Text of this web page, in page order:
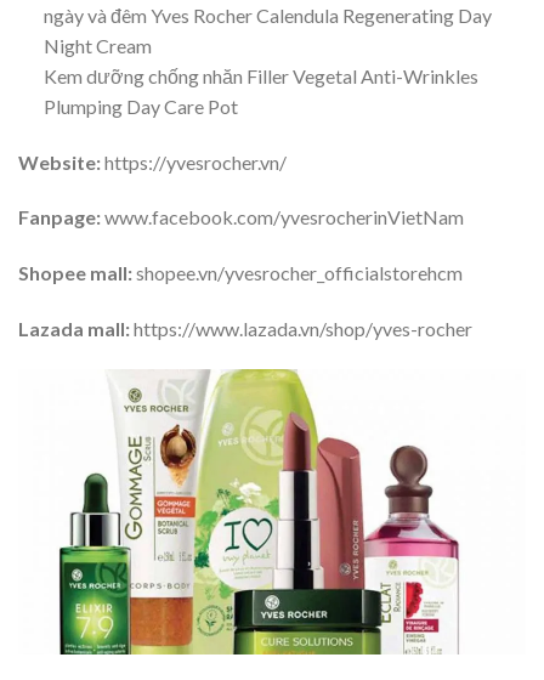
ngày và đêm Yves Rocher Calendula Regenerating Day
Night Cream
Kem dưỡng chống nhăn Filler Vegetal Anti-Wrinkles
Plumping Day Care Pot
Website:https://yvesrocher.vn/
Fanpage:www.facebook.com/yvesrocherinVietNam
Shopee mall:shopee.vn/yvesrocher_officialstorehcm
Lazada mall:https://www.lazada.vn/shop/yves-rocher